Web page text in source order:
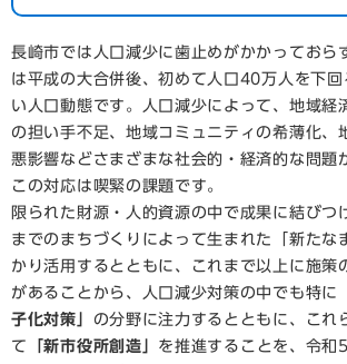
長崎市では人口減少に歯止めがかかっておら
は平成の大合併後、初めて人口40万人を下回
い人口動態です。人口減少によって、地域経
の担い手不足、地域コミュニティの希薄化、
悪影響などさまざまな社会的・経済的な問題
この対応は喫緊の課題です。
限られた財源・人的資源の中で成果に結びつ
までのまちづくりによって生まれた「新たな
かり活用するとともに、これまで以上に施策
があることから、人口減少対策の中でも特に
子化対策」
の分野に注力するとともに、これ
て
「新市役所創造」 を推進することを、令和